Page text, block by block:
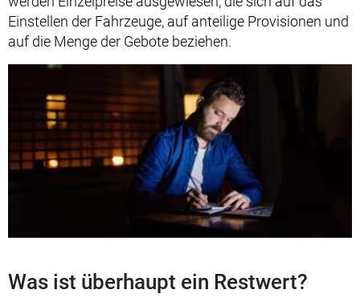
Einstellen der Fahrzeuge, auf anteilige Provisionen und
auf die Menge der Gebote beziehen.
Was ist überhaupt ein Restwert?